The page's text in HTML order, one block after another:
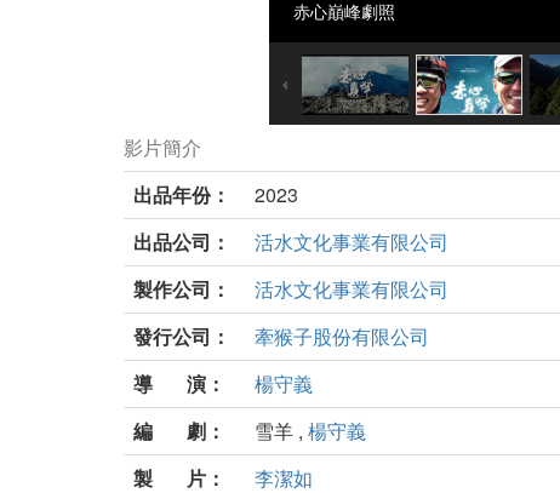
赤心巔峰劇照
影片簡介
出品年份：
2023
出品公司：
活水文化事業有限公司
製作公司：
活水文化事業有限公司
發行公司：
牽猴子股份有限公司
導 演：
楊守義
編 劇：
雪羊 , 楊守義
製 片：
李潔如